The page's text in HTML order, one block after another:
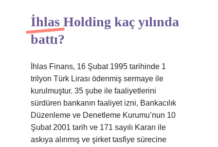
İhlas Holding kaç yılında
battı?
İhlas Finans, 16 Şubat 1995 tarihinde 1
trilyon Türk Lirası ödenmiş sermaye ile
kurulmuştur. 35 şube ile faaliyetlerini
sürdüren bankanın faaliyet izni, Bankacılık
Düzenleme ve Denetleme Kurumu’nun 10
Şubat 2001 tarih ve 171 sayılı Kararı ile
askıya alınmış ve şirket tasfiye sürecine